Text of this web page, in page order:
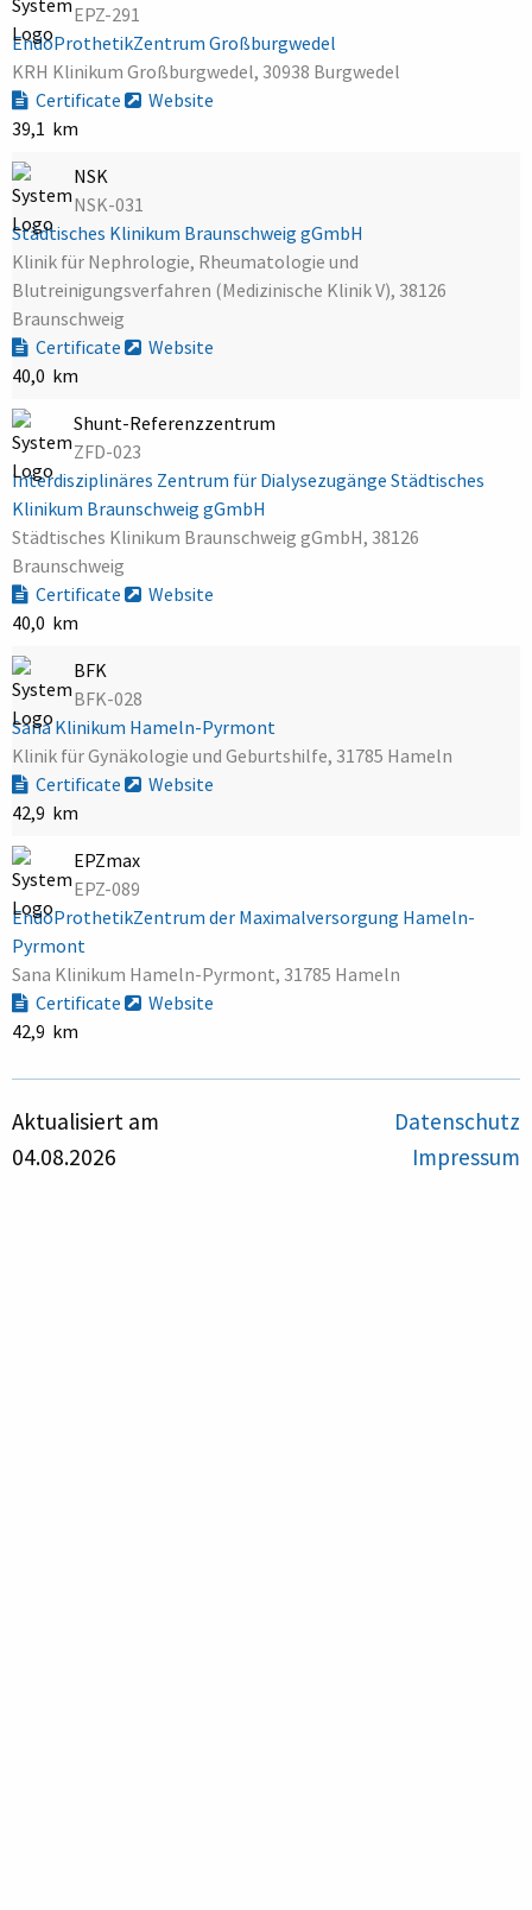
EPZ-291
EndoProthetikZentrum Großburgwedel
KRH Klinikum Großburgwedel, 30938 Burgwedel
Certificate
Website
39,1 km
NSK
NSK-031
Städtisches Klinikum Braunschweig gGmbH
Klinik für Nephrologie, Rheumatologie und
Blutreinigungsverfahren (Medizinische Klinik V), 38126
Braunschweig
Certificate
Website
40,0 km
Shunt-Referenzzentrum
ZFD-023
Interdisziplinäres Zentrum für Dialysezugänge Städtisches
Klinikum Braunschweig gGmbH
Städtisches Klinikum Braunschweig gGmbH, 38126
Braunschweig
Certificate
Website
40,0 km
BFK
BFK-028
Sana Klinikum Hameln-Pyrmont
Klinik für Gynäkologie und Geburtshilfe, 31785 Hameln
Certificate
Website
42,9 km
EPZmax
EPZ-089
EndoProthetikZentrum der Maximalversorgung Hameln-
Pyrmont
Sana Klinikum Hameln-Pyrmont, 31785 Hameln
Certificate
Website
42,9 km
Aktualisiert am
04.08.2026
Datenschutz
Impressum